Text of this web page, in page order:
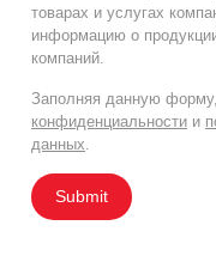
товарах и услугах
информацию о
компаний.
Заполняя данную
конфиденциальности и
данных
Submit